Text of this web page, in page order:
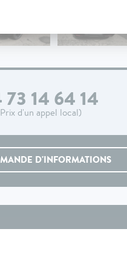
14 64 14
d'un appel local)
D'INFORMATIONS